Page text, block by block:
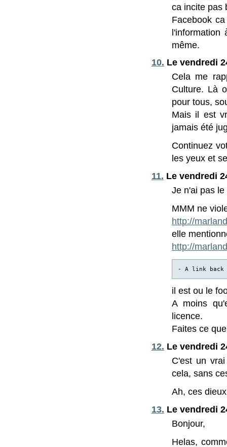
ca incite pas
Facebook
l'information
même.
10. Le vendredi
Cela me
Culture. Là
pour tous,
Mais il est
jamais été
Continuez
les yeux et
11. Le vendredi
Je n'ai pas
MMM ne
http://
elle
http://
- A link back
il est ou le
A moins
licence.
Faites ce
12. Le vendredi
C'est un
cela, sans
Ah, ces
13. Le vendredi
Bonjour,
Helas,